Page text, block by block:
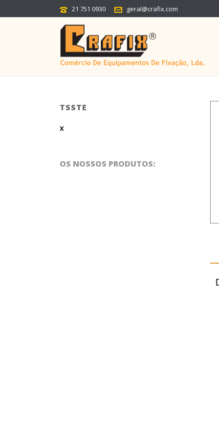
21 751 0930 geral@crafix.com
TSSTE
x
OS NOSSOS PRODUTOS: